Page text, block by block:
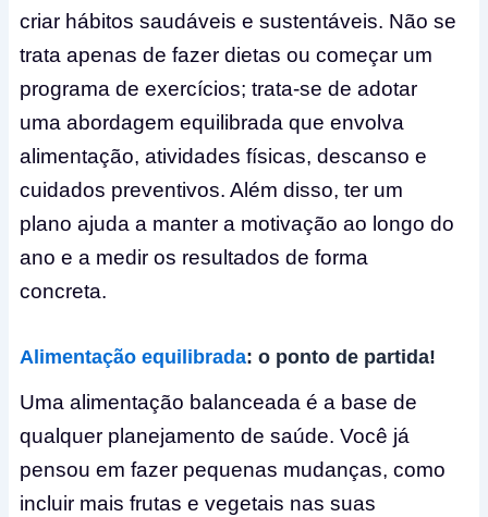
criar hábitos saudáveis e sustentáveis. Não se
trata apenas de fazer dietas ou começar um
programa de exercícios; trata-se de adotar
uma abordagem equilibrada que envolva
alimentação, atividades físicas, descanso e
cuidados preventivos. Além disso, ter um
plano ajuda a manter a motivação ao longo do
ano e a medir os resultados de forma
concreta.
Alimentação equilibrada: o ponto de partida!
Uma alimentação balanceada é a base de
qualquer planejamento de saúde. Você já
pensou em fazer pequenas mudanças, como
incluir mais frutas e vegetais nas suas